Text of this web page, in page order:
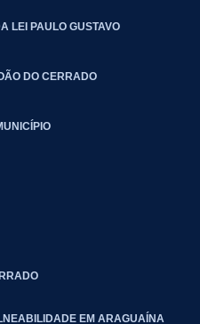
LEI PAULO GUSTAVO
DO CERRADO
EM ARAGUAÍNA